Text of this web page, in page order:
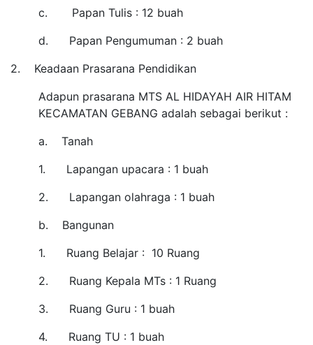
c. Papan Tulis : 12 buah
d. Papan Pengumuman : 2 buah
2. Keadaan Prasarana Pendidikan
Adapun prasarana MTS AL HIDAYAH AIR HITAM
KECAMATAN GEBANG adalah sebagai berikut :
a. Tanah
1. Lapangan upacara : 1 buah
2. Lapangan olahraga : 1 buah
b. Bangunan
1. Ruang Belajar : 10 Ruang
2. Ruang Kepala MTs : 1 Ruang
3. Ruang Guru : 1 buah
4. Ruang TU : 1 buah